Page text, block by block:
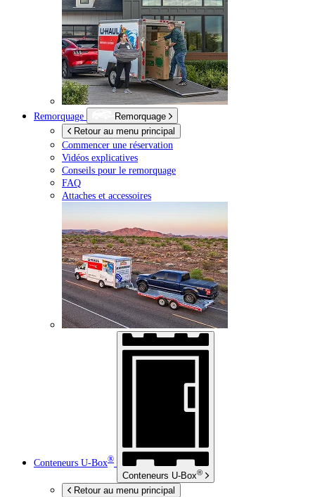
Remorquage
Remorquage
Retour au menu principal
Commencer une réservation
Vidéos explicatives
Conseils pour le remorquage
FAQ
Attaches et accessoires
Conteneurs U-Box®
Conteneurs U-Box®
Retour au menu principal